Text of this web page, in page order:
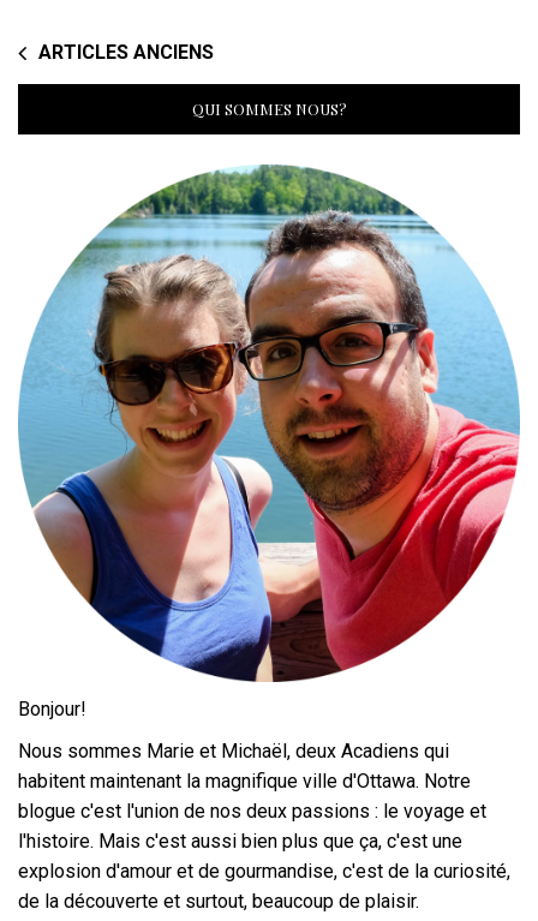
ARTICLES ANCIENS
QUI SOMMES NOUS?
Bonjour!
Nous sommes Marie et Michaël, deux Acadiens qui
habitent maintenant la magnifique ville d'Ottawa. Notre
blogue c'est l'union de nos deux passions : le voyage et
l'histoire. Mais c'est aussi bien plus que ça, c'est une
explosion d'amour et de gourmandise, c'est de la curiosité,
de la découverte et surtout, beaucoup de plaisir.